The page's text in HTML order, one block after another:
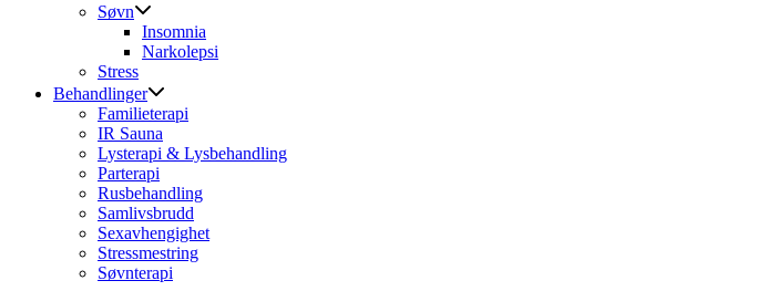
Søvn
Insomnia
Narkolepsi
Stress
Behandlinger
Familieterapi
IR Sauna
Lysterapi & Lysbehandling
Parterapi
Rusbehandling
Samlivsbrudd
Sexavhengighet
Stressmestring
Søvnterapi